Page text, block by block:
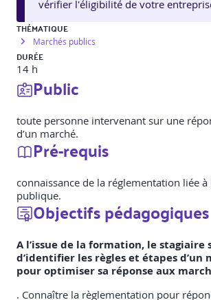
vérifier l'éligibilité de votre
THÉMATIQUE
Marchés publics
DURÉE
14 h
Public
toute personne intervenant sur une
d’un marché.
Pré-requis
connaissance de la réglementation liée
publique.
Objectifs pédagogiques
A l’issue de la formation, le stagiaire
d’identifier les règles et étapes d’un
pour optimiser sa réponse aux
. Connaître la règlementation pour